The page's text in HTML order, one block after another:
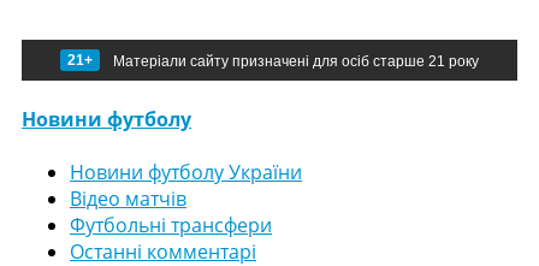
21+ Матеріали сайту призначені для осіб старше 21 року
Новини футболу
Новини футболу України
Відео матчів
Футбольні трансфери
Останні комментарі